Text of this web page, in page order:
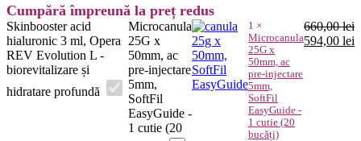
Cumpără împreună la preț redus
Skinbooster acid
hialuronic 3 ml, Opera
REV Evolution L -
biorevitalizare și
hidratare profundă
Microcanula
25G x
50mm, ac
pre-injectare
5mm,
SoftFil
EasyGuide -
1 cutie (20
1 ×
Microcanula
25G x
50mm, ac
pre-injectare
5mm,
SoftFil
EasyGuide -
1 cutie (20
bucăți)
660,00lei
Prețul
594,00 lei